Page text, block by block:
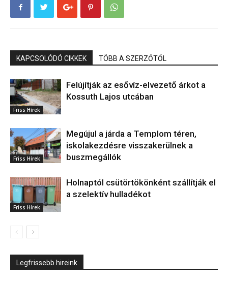
KAPCSOLÓDÓ CIKKEK TÖBB A SZERZŐTŐL
Friss Hírek
Felújítják az esővíz-elvezető árkot a
Kossuth Lajos utcában
Friss Hírek
Megújul a járda a Templom téren,
iskolakezdésre visszakerülnek a
buszmegállók
Friss Hírek
Holnaptól csütörtökönként szállítják el
a szelektív hulladékot
Legfrissebb hireink